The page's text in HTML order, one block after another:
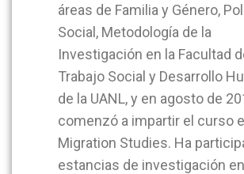
áreas de Familia y Género,
Social, Metodología de la
Investigación en la Facultad
Trabajo Social y Desarrollo
de la UANL, y en agosto de
comenzó a impartir el curso
Migration Studies. Ha
estancias de investigación